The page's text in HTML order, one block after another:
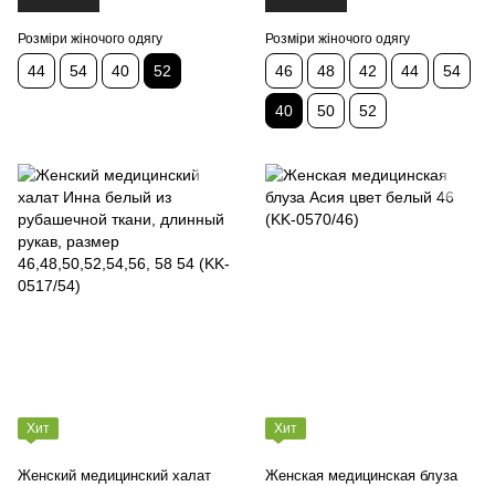
Розміри жіночого одягу
44 54 40 52
Розміри жіночого одягу
46 48 42 44 54
40 50 52
Хит
Женский медицинский халат
Хит
Женская медицинская блуза